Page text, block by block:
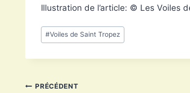
Illustration de l’article: © Les Voiles
Étiquettes
de
#Voiles de Saint Tropez
Navigation
PRÉCÉDENT